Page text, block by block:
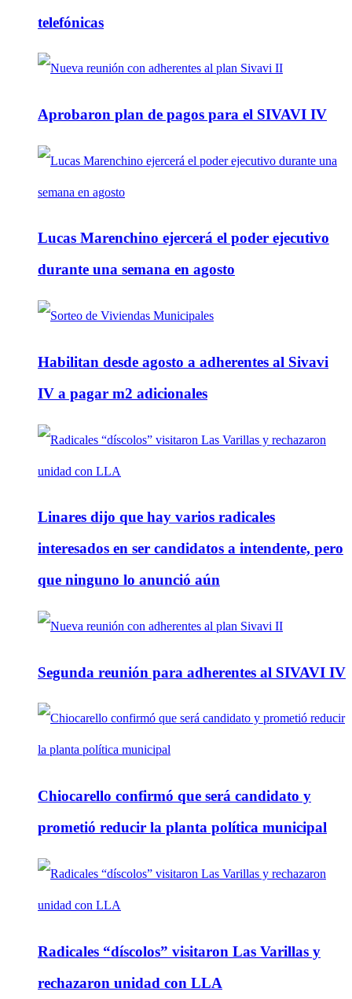
telefónicas
Aprobaron plan de pagos para el SIVAVI IV
Lucas Marenchino ejercerá el poder ejecutivo
durante una semana en agosto
Habilitan desde agosto a adherentes al Sivavi
IV a pagar m2 adicionales
Linares dijo que hay varios radicales
interesados en ser candidatos a intendente, pero
que ninguno lo anunció aún
Segunda reunión para adherentes al SIVAVI IV
Chiocarello confirmó que será candidato y
prometió reducir la planta política municipal
Radicales “díscolos” visitaron Las Varillas y
rechazaron unidad con LLA